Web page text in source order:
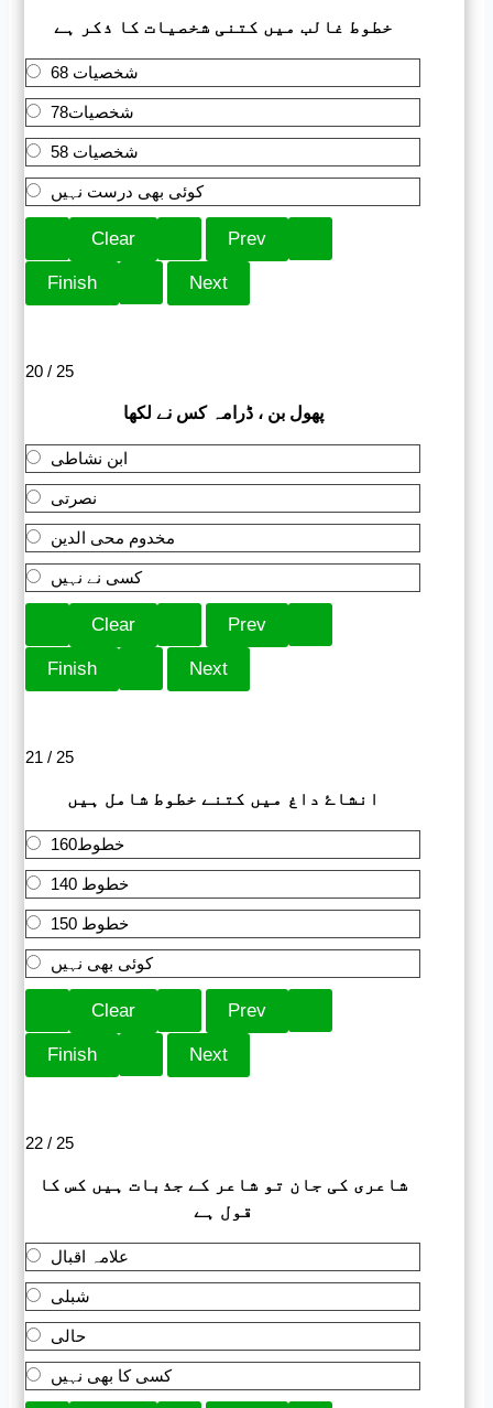
خطوط غالب میں کتنی شخصیات کا ذکر ہے
68 شخصیات
78شخصیات
58 شخصیات
کوئی بھی درست نہیں
20 / 25
پھول بن ، ڈرامہ کس نے لکھا
ابن نشاطی
نصرتی
مخدوم محی الدین
کسی نے نہیں
21 / 25
انشاۓ داغ میں کتنے خطوط شامل ہیں
160خطوط
140 خطوط
150 خطوط
کوئی بھی نہیں
22 / 25
شاعری کی جان تو شاعر کے جذبات ہیں کس کا
قول ہے
علامہ اقبال
شبلی
حالی
کسی کا بھی نہیں